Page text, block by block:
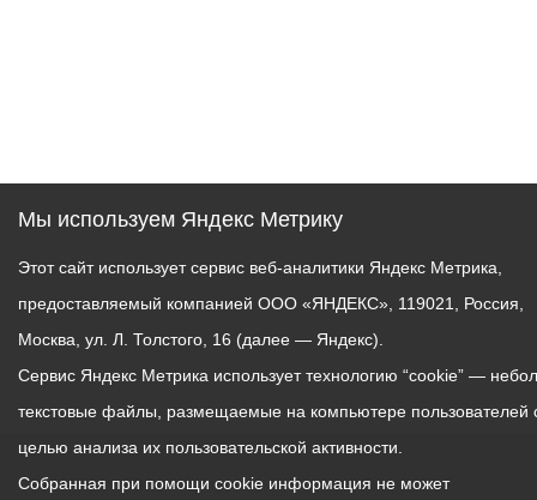
Мы используем Яндекс Метрику
Этот сайт использует сервис веб-аналитики Яндекс Метрика,
предоставляемый компанией ООО «ЯНДЕКС», 119021, Россия,
Москва, ул. Л. Толстого, 16 (далее — Яндекс).
Сервис Яндекс Метрика использует технологию “cookie” —
текстовые файлы, размещаемые на компьютере пользователей
целью анализа их пользовательской активности.
Собранная при помощи cookie информация не может